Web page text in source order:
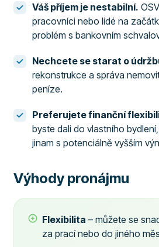
Váš příjem je nestabilní.
pracovníci nebo lidé na
problém s bankovním
Nechcete se starat o
rekonstrukce a správa
peníze.
Preferujete finanční
byste dali do vlastního
jinam s potenciálně vyšším
Výhody pronájmu
Flexibilita – můžete se
za prací nebo do jiného